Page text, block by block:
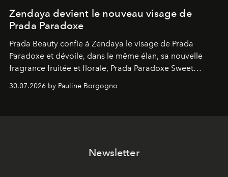
Zendaya devient le nouveau visage de
Prada Paradoxe
Prada Beauty confie à Zendaya le visage de Prada
Paradoxe et dévoile, dans le même élan, sa nouvelle
fragrance fruitée et florale, Prada Paradoxe Sweet
Chemistry Eau de Parfum.
30.07.2026 by Pauline Borgogno
Newsletter